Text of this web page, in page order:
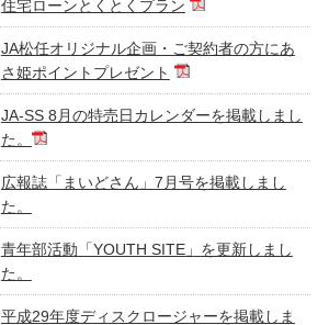
住宅ローンとくとくプラン
JA松任オリジナル企画・ご契約者の方にあ
さ姫ポイントプレゼント
JA-SS 8月の特売日カレンダーを掲載しまし
た。
広報誌「まいどさん」7月号を掲載しまし
た。
青年部活動「YOUTH SITE」を更新しまし
た。
平成29年度ディスクロージャーを掲載しま